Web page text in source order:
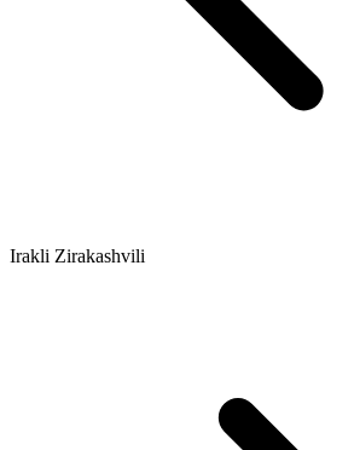
Irakli Zirakashvili